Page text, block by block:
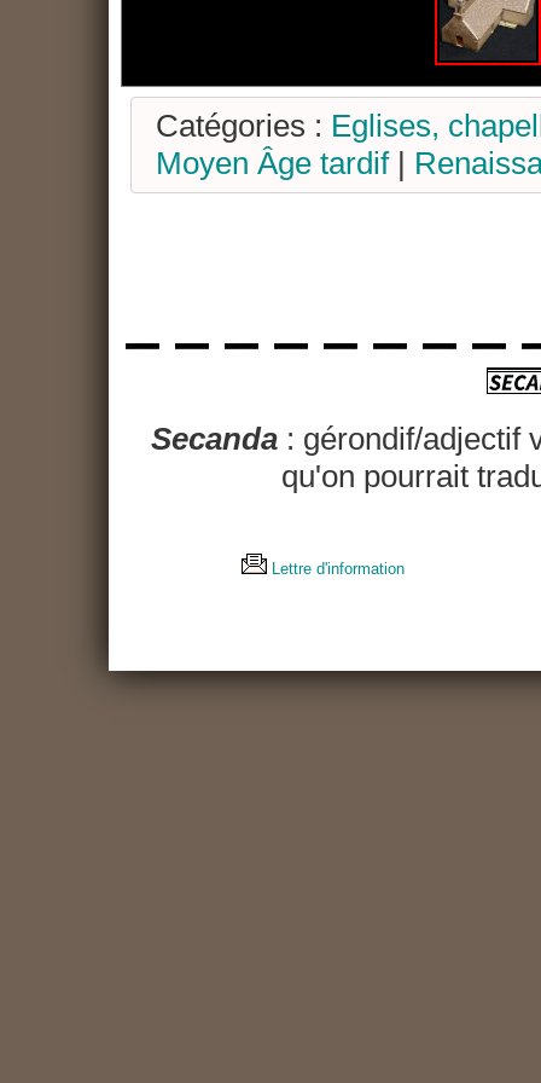
Catégories : Eglises,
Moyen Âge tardif|
Secanda: gérondif/adjectif
qu'on pourrait
Lettre d'information